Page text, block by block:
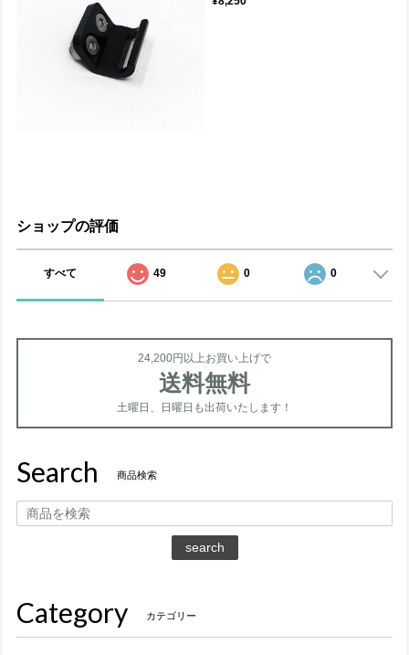
ショップの評価
すべて 49 0 0
24,200円以上お買い上げで
送料無料
土曜日、日曜日も出荷いたします！
Search 商品検索
search
Category カテゴリー